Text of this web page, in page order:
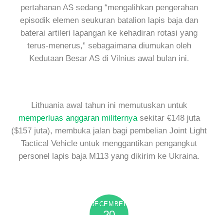
pertahanan AS sedang “mengalihkan pengerahan
episodik elemen seukuran batalion lapis baja dan
baterai artileri lapangan ke kehadiran rotasi yang
terus-menerus,” sebagaimana diumukan oleh
Kedutaan Besar AS di Vilnius awal bulan ini.
Lithuania awal tahun ini memutuskan untuk
memperluas anggaran militernyasekitar €148 juta
($157 juta), membuka jalan bagi pembelian Joint Light
Tactical Vehicle untuk menggantikan pengangkut
personel lapis baja M113 yang dikirim ke Ukraina.
DECEMBER